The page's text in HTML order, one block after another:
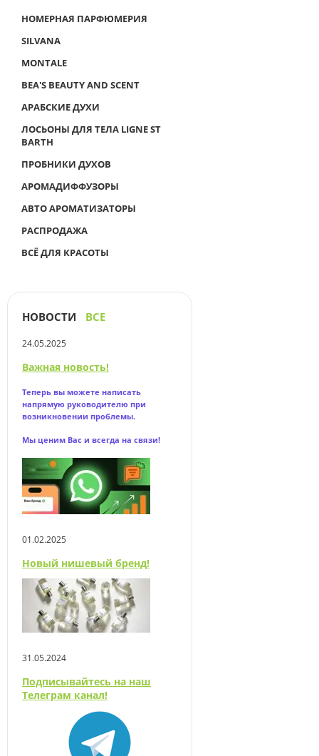
НОМЕРНАЯ ПАРФЮМЕРИЯ
SILVANA
MONTALE
BEA'S BEAUTY AND SCENT
АРАБСКИЕ ДУХИ
ЛОСЬОНЫ ДЛЯ ТЕЛА LIGNE ST
BARTH
ПРОБНИКИ ДУХОВ
АРОМАДИФФУЗОРЫ
АВТО АРОМАТИЗАТОРЫ
РАСПРОДАЖА
ВСЁ ДЛЯ КРАСОТЫ
НОВОСТИ ВСЕ
24.05.2025
Важная новость!
Теперь вы можете написать
напрямую руководителю при
возникновении проблемы.
Мы ценим Вас и всегда на связи!
01.02.2025
Новый нишевый бренд!
31.05.2024
Подписывайтесь на наш
Телеграм канал!